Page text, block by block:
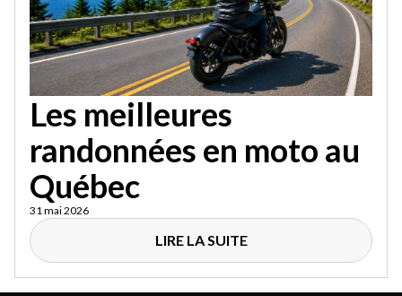
Les meilleures
randonnées en moto au
Québec
31 mai 2026
LIRE LA SUITE